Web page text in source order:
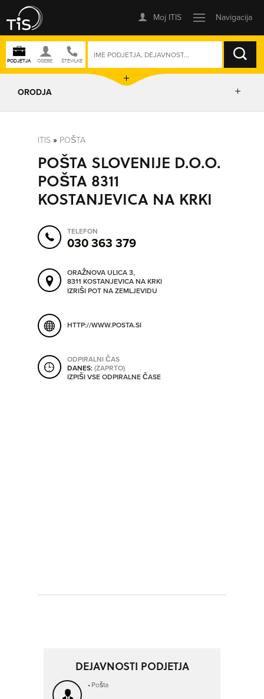
ISKANJE
SO ODPRTA V
ORODJA
POSLOVNE ENOTE
IZRIŠI POT
POŠLJI SMS
ORODJA
ITIS » POŠTA
POŠTA SLOVENIJE D.O.O.
POŠTA 8311
KOSTANJEVICA NA KRKI
TELEFON
030 363 379
ORAŽNOVA ULICA 3,
8311 KOSTANJEVICA NA KRKI
IZRIŠI POT NA ZEMLJEVIDU
HTTP://WWW.POSTA.SI
ODPIRALNI ČAS
DANES:(ZAPRTO)
IZPIŠI VSE ODPIRALNE ČASE
DEJAVNOSTI PODJETJA
Pošta